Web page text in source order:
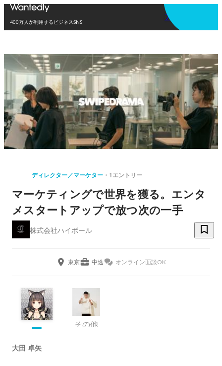
400万人が利用するビジネスSNS
アプリを使う
ディレクター／マーケター 1エントリー
マーケティングで世界を獲る。エンタ
メスタートアップで放つ次の一手
株式会社ハイボール
東京 中途 オンライン面談OK
その他
大田 卓矢